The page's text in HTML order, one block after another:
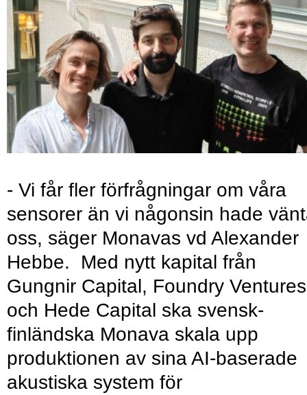
- Vi får fler förfrågningar om våra
sensorer än vi någonsin hade
oss, säger Monavas vd Alexander
Hebbe. Med nytt kapital från
Gungnir Capital, Foundry Ventures
och Hede Capital ska svensk-
finländska Monava skala upp
produktionen av sina AI-baserade
akustiska system för